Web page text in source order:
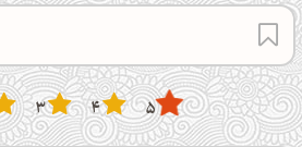
5
4
3